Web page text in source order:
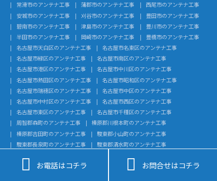
常滑市のアンテナ工事
蒲郡市のアンテナ工事
西尾市のアンテナ工事
安城市のアンテナ工事
刈谷市のアンテナ工事
豊田市のアンテナ工事
碧南市のアンテナ工事
津島市のアンテナ工事
豊川市のアンテナ工事
半田市のアンテナ工事
岡崎市のアンテナ工事
豊橋市のアンテナ工事
名古屋市天白区のアンテナ工事
名古屋市名東区のアンテナ工事
名古屋市緑区のアンテナ工事
名古屋市南区のアンテナ工事
名古屋市港区のアンテナ工事
名古屋市中川区のアンテナ工事
名古屋市熱田区のアンテナ工事
名古屋市昭和区のアンテナ工事
名古屋市瑞穂区のアンテナ工事
名古屋市中区のアンテナ工事
名古屋市中村区のアンテナ工事
名古屋市西区のアンテナ工事
名古屋市東区のアンテナ工事
名古屋市千種区のアンテナ工事
周智郡森町のアンテナ工事
榛原郡川根本町のアンテナ工事
榛原郡吉田町のアンテナ工事
駿東郡小山町のアンテナ工事
駿東郡長泉町のアンテナ工事
駿東郡清水町のアンテナ工事
賀茂郡南伊豆町のアンテナ工事
賀茂郡松崎町のアンテナ工事
 お電話はコチラ  お問合せはコチラ